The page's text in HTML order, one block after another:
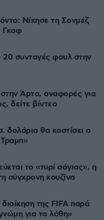
Νίκησε τη Σονμέζ
Γκοφ
20 συνταγές φουλ στην
Άρτα, αναφορές για
δείτε βίντεο
θα κοστίσει ο
το «τυρί σόγιας», η
σύγχρονη κουζίνα
της FIFA παρά
για τα λάθη»